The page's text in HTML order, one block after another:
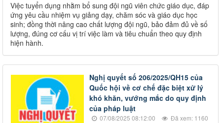
Việc tuyển dụng nhằm bổ sung đội ngũ viên chức giáo dục, đáp
ứng yêu cầu nhiệm vụ giảng dạy, chăm sóc và giáo dục học
sinh; đồng thời nâng cao chất lượng đội ngũ, bảo đảm đủ về số
lượng, đúng cơ cấu vị trí việc làm và tiêu chuẩn theo quy định
hiện hành.
Nghị quyết số 206/2025/QH15 của
Quốc hội về cơ chế đặc biệt xử lý
khó khăn, vướng mắc do quy định
của pháp luật
07/08/2025 08:12:00 Đã xem: 1160